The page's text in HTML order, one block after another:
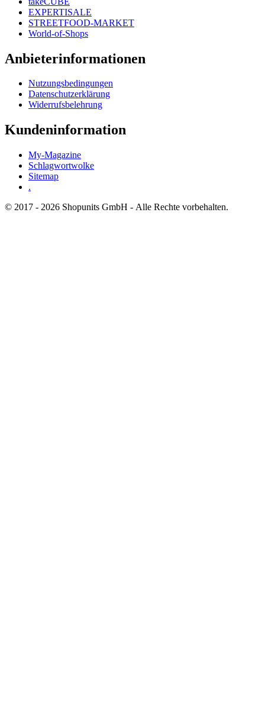
EXPERTISALE
STREETFOOD-MARKET
World-of-Shops
Anbieterinformationen
Nutzungsbedingungen
Datenschutzerklärung
Widerrufsbelehrung
Kundeninformation
My-Magazine
Schlagwortwolke
Sitemap
.
© 2017 - 2026 Shopunits GmbH - Alle Rechte vorbehalten.